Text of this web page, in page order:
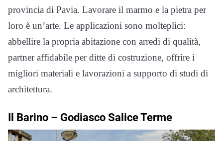
provincia di Pavia. Lavorare il marmo e la pietra per
loro è un’arte. Le applicazioni sono molteplici:
abbellire la propria abitazione con arredi di qualità,
partner affidabile per ditte di costruzione, offrire i
migliori materiali e lavorazioni a supporto di studi di
architettura.
Il Barino – Godiasco Salice Terme